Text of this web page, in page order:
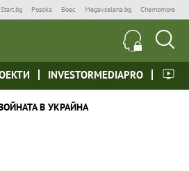
Start.bg Posoka Boec Megavselena.bg Chernomore
INVESTORMEDIAPRO
В УКРАЙНА